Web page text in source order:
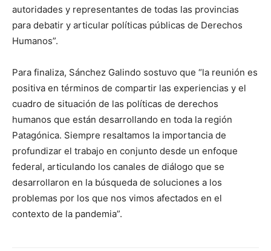
autoridades y representantes de todas las provincias
para debatir y articular políticas públicas de Derechos
Humanos”.
Para finaliza, Sánchez Galindo sostuvo que “la reunión es
positiva en términos de compartir las experiencias y el
cuadro de situación de las políticas de derechos
humanos que están desarrollando en toda la región
Patagónica. Siempre resaltamos la importancia de
profundizar el trabajo en conjunto desde un enfoque
federal, articulando los canales de diálogo que se
desarrollaron en la búsqueda de soluciones a los
problemas por los que nos vimos afectados en el
contexto de la pandemia”.